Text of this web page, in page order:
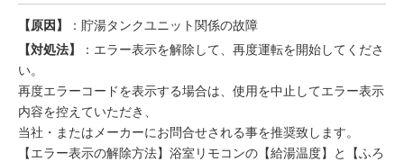
【原因】
：貯湯タンクユニット関係の故障
【対処法】
：エラー表示を解除して、再度運転を開始してくださ
い。
再度エラーコードを表示する場合は、使用を中止してエラー表示
内容を控えていただき、
当社・またはメーカーにお問合せされる事を推奨致します。
【エラー表示の解除方法】浴室リモコンの【給湯温度】と【ふろ